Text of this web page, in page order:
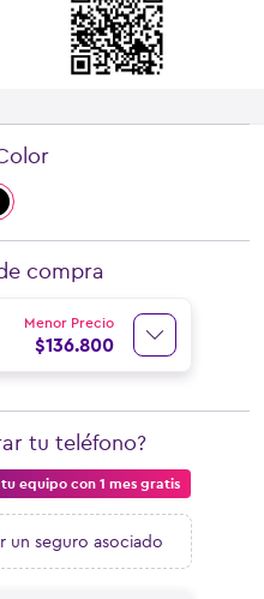
compra
Menor Precio
$136.800
equipo con 1 mes gratis
tu teléfono?
un seguro asociado